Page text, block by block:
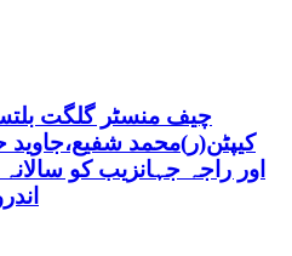
چیف منسٹر گلگت
کیپٹن(ر)محمد
اور راجہ جہانزیب کو